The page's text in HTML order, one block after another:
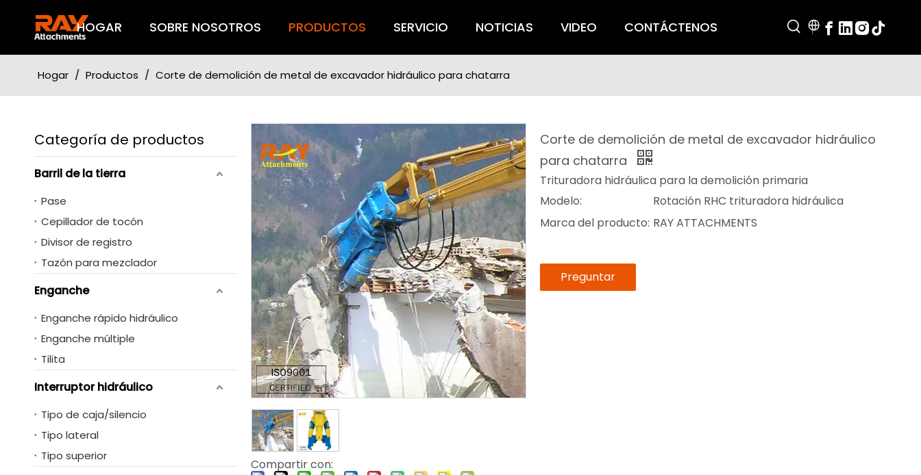
HOGAR SOBRE NOSOTROS PRODUCTOS SERVICIO NOTICIAS VIDEO CONTÁCTENOS
Hogar / Productos / Corte de demolición de metal de excavador hidráulico para chatarra
Categoría de productos
Barril de la tierra
Pase
Cepillador de tocón
Divisor de registro
Tazón para mezclador
Enganche
Enganche rápido hidráulico
Enganche múltiple
Tilita
Interruptor hidráulico
Tipo de caja/silencio
Tipo lateral
Tipo superior
Compartir con:
Corte de demolición de metal de excavador hidráulico
para chatarra
Trituradora hidráulica para la demolición primaria
Modelo:
Rotación RHC trituradora hidráulica
Marca del producto: RAY ATTACHMENTS
Preguntar